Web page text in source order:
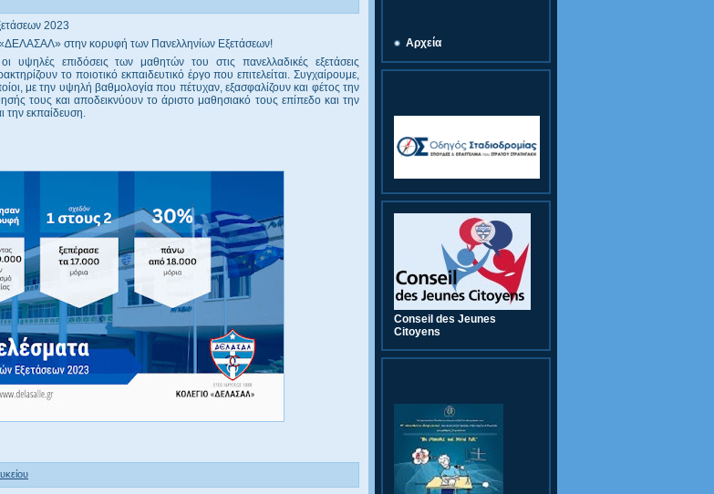
2023
«ΔΕΛΑΣΑΛ» στην κορυφή των Πανελληνίων Εξετάσεων!
υψηλές επιδόσεις των μαθητών του στις πανελλαδικές εξετάσεις
το ποιοτικό εκπαιδευτικό έργο που επιτελείται. Συγχαίρουμε,
με την υψηλή βαθμολογία που πέτυχαν, εξασφαλίζουν και φέτος την
τους και αποδεικνύουν το άριστο μαθησιακό τους επίπεδο και την
εκπαίδευση.
Αρχεία
Conseil des Jeunes
Citoyens